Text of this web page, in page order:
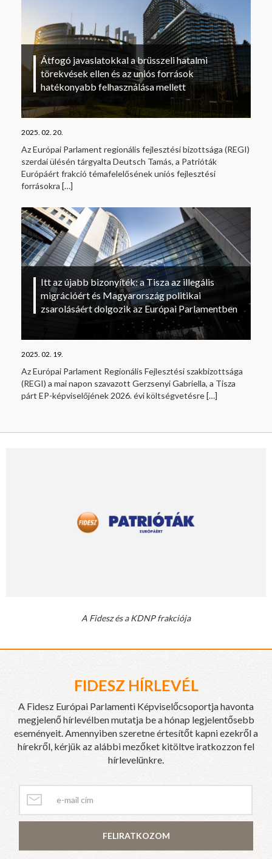
Átfogó javaslatokkal a brüsszeli hatalmi
törekvések ellen és az uniós források
hatékonyabb felhasználása mellett
2025. 02. 20.
Az Európai Parlament regionális fejlesztési bizottsága (REGI)
szerdai ülésén tárgyalta Deutsch Tamás, a Patrióták
Európáért frakció témafelelősének uniós fejlesztési
forrásokra […]
Itt az újabb bizonyíték: a Tisza az illegális
migrációért és Magyarország politikai
zsarolásáért dolgozik az Európai Parlamentben
2025. 02. 19.
Az Európai Parlament Regionális Fejlesztési szakbizottsága
(REGI) a mai napon szavazott Gerzsenyi Gabriella, a Tisza
párt EP-képviselőjének 2026. évi költségvetésre[…]
A Fidesz és a KDNP frakciója
FIDESZ HÍRLEVÉL
A Fidesz Európai Parlamenti Képviselőcsoportja havonta
megjelenő hírlevélben mutatja be a hónap legjelentősebb
eseményeit. Amennyiben szeretne értesítőt kapni ezekről a
hírekről, kérjük az alábbi mezőket kitöltve iratkozzon fel
hírlevelünkre.
FELIRATKOZOM